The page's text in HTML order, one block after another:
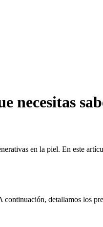
necesitas
en la piel. En este
detallamos los